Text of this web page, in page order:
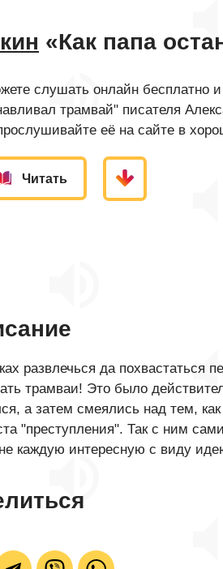
«Как папа
слушать онлайн бесплатно и
трамвай" писателя
её на сайте в
Читать
да похвастаться
трамваи! Это было
а затем смеялись над тем,
"преступления". Так с ним
каждую интересную с виду